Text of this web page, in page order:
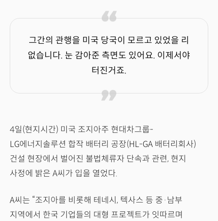
그간의 관행을 미국 당국이 모르고 있었을 리
없습니다. 눈 감아준 측면도 있어요. 이제서야
터진거죠.
4일(현지시간) 미국 조지아주 현대차그룹-
LG에너지솔루션 합작 배터리 공장(HL-GA 배터리회사)
건설 현장에서 벌어진 불법체류자 단속과 관련, 현지
사정에 밝은 A씨가 입을 열었다.
A씨는 “조지아를 비롯해 테네시, 텍사스 등 중·남부
지역에서 한국 기업들의 대형 프로젝트가 잇따르며